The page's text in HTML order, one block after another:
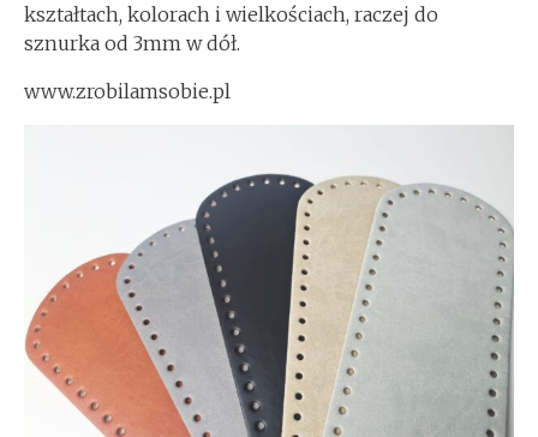
kształtach, kolorach i wielkościach, raczej do
sznurka od 3mm w dół.
www.zrobilamsobie.pl